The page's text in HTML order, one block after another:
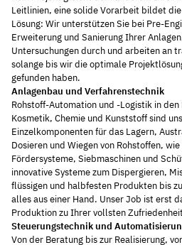
Leitlinien, eine solide Vorarbeit bildet
Lösung: Wir unterstützen Sie bei Pre-
Erweiterung und Sanierung Ihrer
Untersuchungen durch und arbeiten an
solange bis wir die optimale
gefunden haben.
Anlagenbau und Verfahrenstechnik
Rohstoff-Automation und -Logistik in den
Kosmetik, Chemie und Kunststoff sind
Einzelkomponenten für das Lagern,
Dosieren und Wiegen von Rohstoffen,
Fördersysteme, Siebmaschinen und
innovative Systeme zum Dispergieren,
flüssigen und halbfesten Produkten bis
alles aus einer Hand. Unser Job ist erst
Produktion zu Ihrer vollsten
Steuerungstechnik und
Von der Beratung bis zur Realisierung,